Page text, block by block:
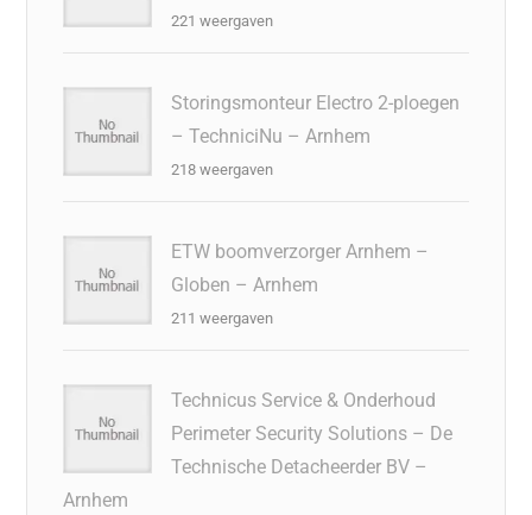
221 weergaven
Storingsmonteur Electro 2-ploegen
– TechniciNu – Arnhem
218 weergaven
ETW boomverzorger Arnhem –
Globen – Arnhem
211 weergaven
Technicus Service & Onderhoud
Perimeter Security Solutions – De
Technische Detacheerder BV –
Arnhem